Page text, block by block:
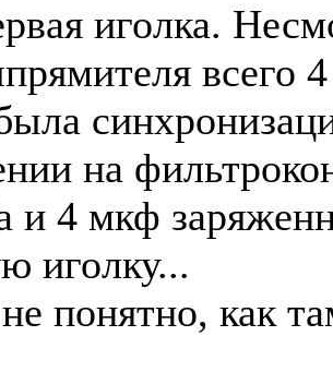
иголка.
всего
на
и 4 мкф
иголку...
понятно, как